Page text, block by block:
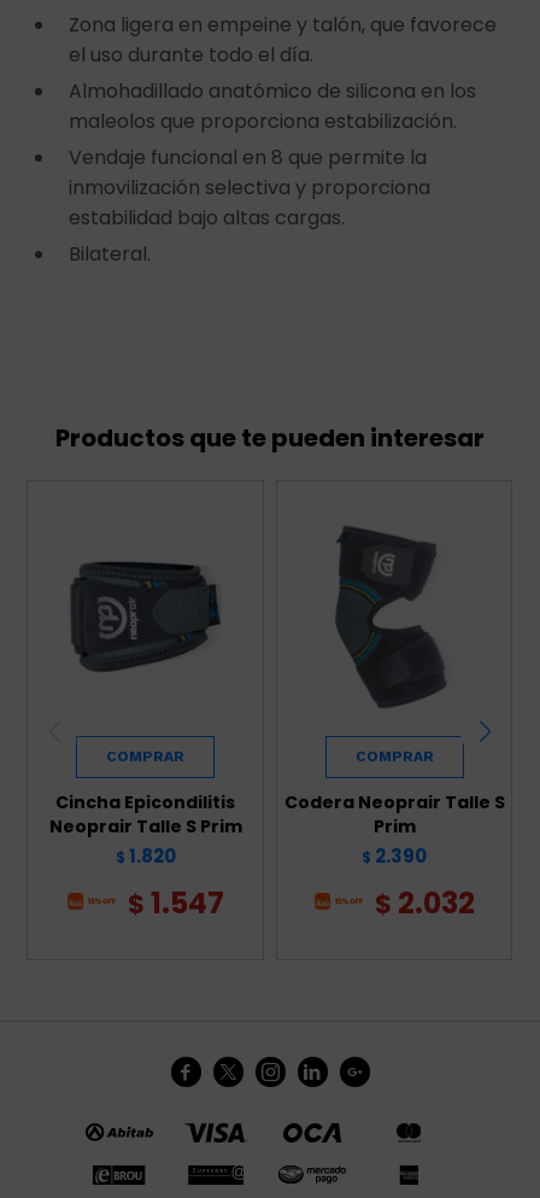
Zona ligera en empeine y talón, que favorece
el uso durante todo el día.
Almohadillado anatómico de silicona en los
maleolos que proporciona estabilización.
Vendaje funcional en 8 que permite la
inmovilización selectiva y proporciona
estabilidad bajo altas cargas.
Bilateral.
Productos que te pueden interesar
Cincha Epicondilitis
Neoprair Talle S Prim
$ 1.820
$1.547
Codera Neoprair Talle S
Prim
$ 2.390
$ 2.032
    